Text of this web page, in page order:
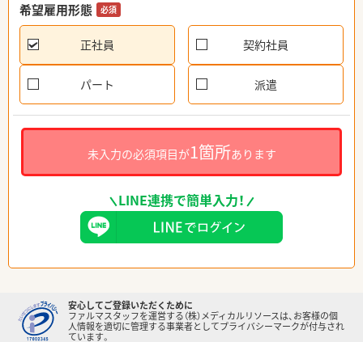
希望雇用形態 必須
正社員 契約社員
パート 派遣
未入力の必須項目が1箇所あります
LINE連携で簡単入力！
安心してご登録いただくために
ファルマスタッフを運営する（株）メディカルリソースは、お客様の個
人情報を適切に管理する事業者としてプライバシーマークが付与され
ています。